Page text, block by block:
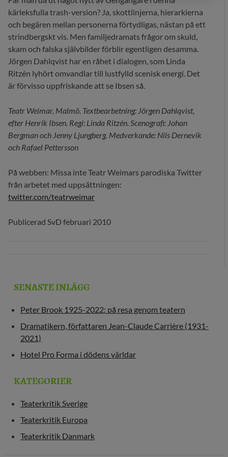
kärleksfulla trash-version? Ja, skottlinjerna, hierarkierna
och begären mellan personerna förtydligas, nästan på ett
strindbergskt vis. Men familjedramats frågor om skuld,
skam och falska självbilder förblir egentligen desamma.
Jörgen Dahlqvist har en råhet i dialogen, som Linda
Ritzén lyhört omvandlar till lustfylld scenisk energi. Det
är förvisso uppfriskande att se Ibsen så.
Teatr Weimar, Malmö. Textbearbetning: Jörgen Dahlqvist,
efter Henrik Ibsen. Regi: Linda Ritzén. Scenografi: Johan
Bergman och Jenny Ljungberg. Medverkande: Nils Dernevik
och Rafael Pettersson
På webben: Missa inte Teatr Weimars parodiska Twitter
från arbetet med uppsättningen:
twitter.com/teatrweimar
Publicerad SvD februari 2010
SENASTE INLÄGG
Peter Brook 1925-2022: på resa genom teatern
Dramatikern, författaren Jean-Claude Carrière (1931-
2021)
Hotel Pro Forma i dödens världar
KATEGORIER
Teaterkritik Sverige
Teaterkritik Europa
Teaterkritik Danmark